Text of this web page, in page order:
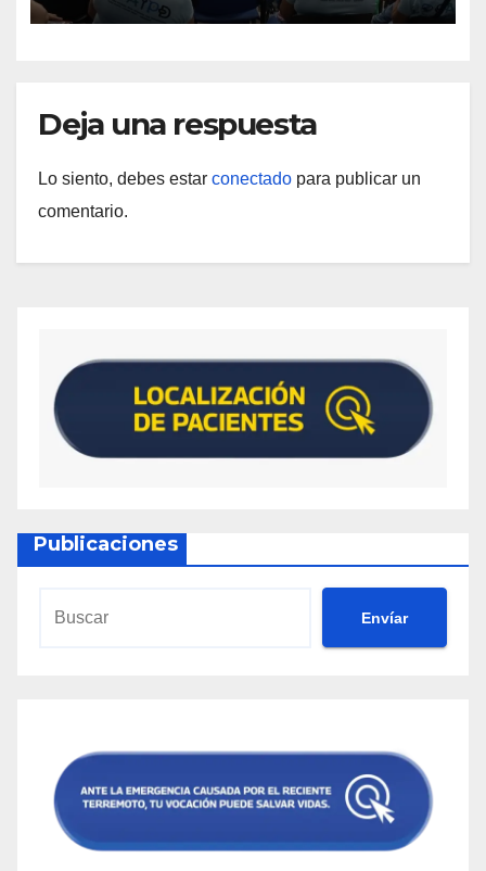
Deja una respuesta
Lo siento, debes estar conectado para publicar un
comentario.
Publicaciones
Envíar